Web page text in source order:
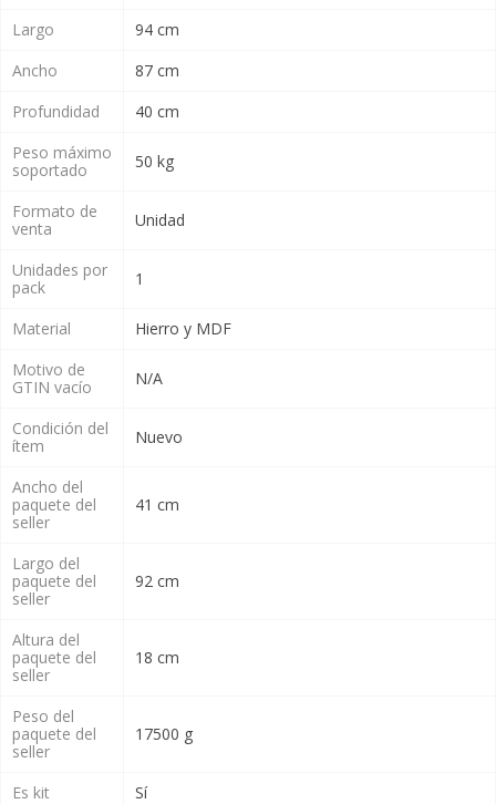
Largo
94 cm
Ancho
87 cm
Profundidad
40 cm
Peso máximo
soportado
50 kg
Formato de
venta
Unidad
Unidades por
pack
1
Material
Hierro y MDF
Motivo de
GTIN vacío
N/A
Condición del
ítem
Nuevo
Ancho del
paquete del
seller
41 cm
Largo del
paquete del
seller
92 cm
Altura del
paquete del
seller
18 cm
Peso del
paquete del
seller
17500 g
Es kit
Sí